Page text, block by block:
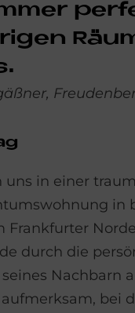
uns in einer
in
Frankfurter
durch die
Nachbarn
bei